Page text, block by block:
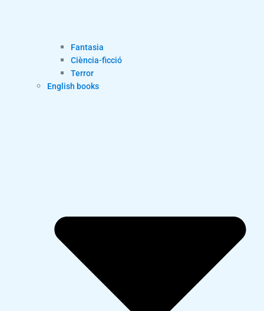
Fantasia
Ciència-ficció
Terror
English books